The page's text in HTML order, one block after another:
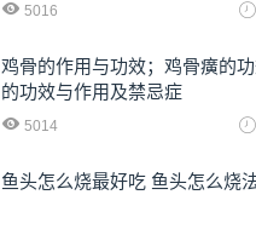
5016
鸡骨的作用与功效；鸡骨癀的
的功效与作用及禁忌症
5014
鱼头怎么烧最好吃 鱼头怎么烧